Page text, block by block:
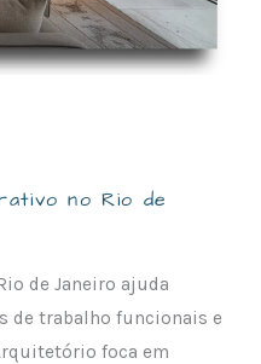
no Rio de
de Janeiro ajuda
de trabalho funcionais e
foca em